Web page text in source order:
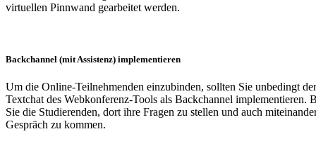
virtuellen Pinnwand gearbeitet werden.
Backchannel (mit Assistenz) implementieren
Um die Online-Teilnehmenden einzubinden, sollten Sie unbedingt
Textchat des Webkonferenz-Tools als Backchannel implementieren.
Sie die Studierenden, dort ihre Fragen zu stellen und auch
Gespräch zu kommen.